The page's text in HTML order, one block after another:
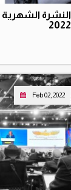
النشرة
2022
Feb 02, 2022